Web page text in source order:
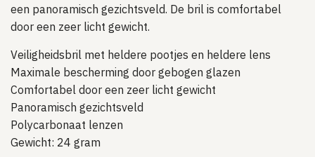
een panoramisch gezichtsveld. De bril is comfortabel
door een zeer licht gewicht.
Veiligheidsbril met heldere pootjes en heldere lens
Maximale bescherming door gebogen glazen
Comfortabel door een zeer licht gewicht
Panoramisch gezichtsveld
Polycarbonaat lenzen
Gewicht: 24 gram